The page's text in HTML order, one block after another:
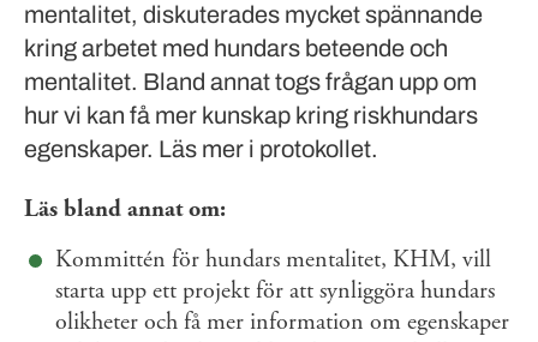
mentalitet, diskuterades mycket spännande
kring arbetet med hundars beteende och
mentalitet. Bland annat togs frågan upp om
hur vi kan få mer kunskap kring riskhundars
egenskaper. Läs mer i protokollet.
Läs bland annat om:
Kommittén för hundars mentalitet, KHM, vill
starta upp ett projekt för att synliggöra hundars
olikheter och få mer information om egenskaper